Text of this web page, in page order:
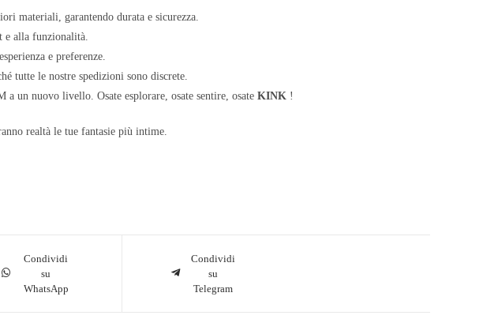
materiali, garantendo durata e sicurezza.
e alla funzionalità.
e preferenze.
tutte le nostre spedizioni sono discrete.
a un nuovo livello. Osate esplorare, osate sentire, osateKINK !
realtà le tue fantasie più intime.
Condividi
su
WhatsApp
Condividi
su
Telegram